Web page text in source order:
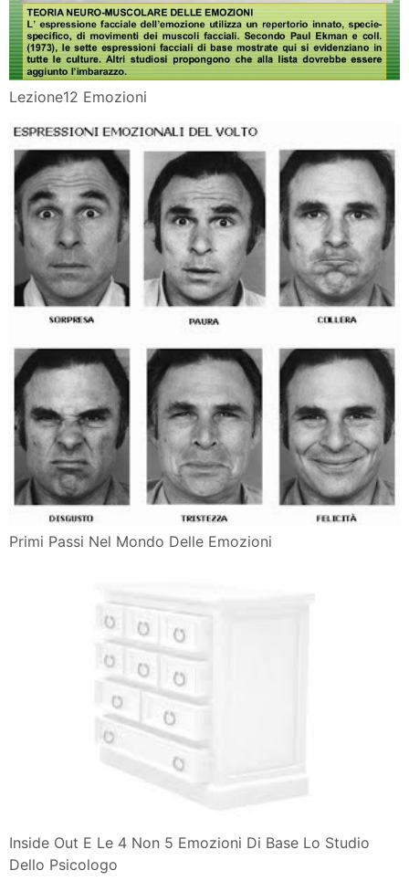
Lezione12 Emozioni
Primi Passi Nel Mondo Delle Emozioni
Inside Out E Le 4 Non 5 Emozioni Di Base Lo Studio
Dello Psicologo